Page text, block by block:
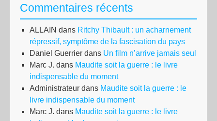
Commentaires récents
ALLAIN dans Ritchy Thibault : un acharnement
répressif, symptôme de la fascisation du pays
Daniel Guerrier dans Un film n’arrive jamais seul
Marc J. dans Maudite soit la guerre : le livre
indispensable du moment
Administrateur dans Maudite soit la guerre : le
livre indispensable du moment
Marc J. dans Maudite soit la guerre : le livre